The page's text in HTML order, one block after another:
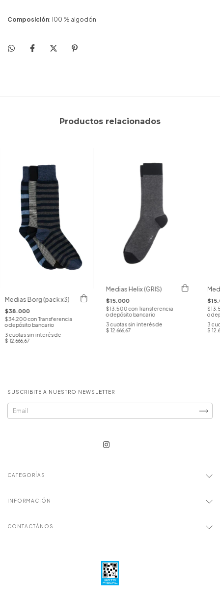
Composición: 100 % algodón
Productos relacionados
Medias Borg (pack x3)
$38.000
$34.200con Transferencia
o depósito bancario
3cuotas sin interés de
$ 12.666,67
Medias Helix (GRIS)
$15.000
$13.500con Transferencia
o depósito bancario
3cuotas sin interés de
$ 12.666,67
o
3
$
SUSCRIBITE A NUESTRO NEWSLETTER
CATEGORÍAS
INFORMACIÓN
CONTACTÁNOS